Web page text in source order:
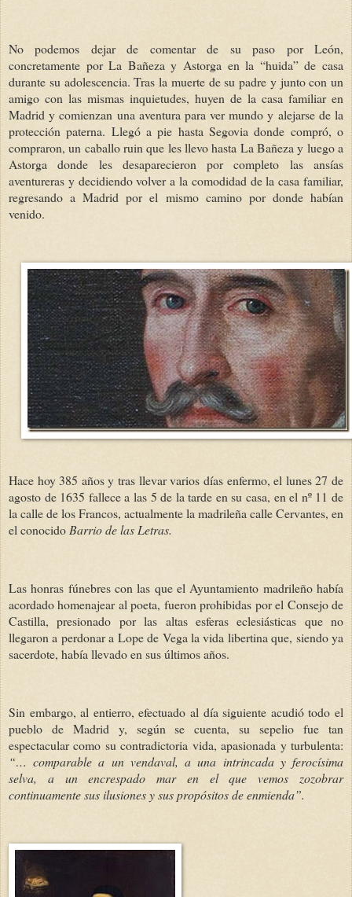
No podemos dejar de comentar de su paso por León,
concretamente por La Bañeza y Astorga en la “huida” de casa
durante su adolescencia. Tras la muerte de su padre y junto con un
amigo con las mismas inquietudes, huyen de la casa familiar en
Madrid y comienzan una aventura para ver mundo y alejarse de la
protección paterna. Llegó a pie hasta Segovia donde compró, o
compraron, un caballo ruin que les llevo hasta La Bañeza y luego a
Astorga donde les desaparecieron por completo las ansías
aventureras y decidiendo volver a la comodidad de la casa familiar,
regresando a Madrid por el mismo camino por donde habían
venido.
Hace hoy 385 años y tras llevar varios días enfermo, el lunes 27 de
agosto de 1635 fallece a las 5 de la tarde en su casa, en el nº 11 de
la calle de los Francos, actualmente la madrileña calle Cervantes, en
el conocidoBarrio de las Letras.
Las honras fúnebres con las que el Ayuntamiento madrileño había
acordado homenajear al poeta, fueron prohibidas por el Consejo de
Castilla, presionado por las altas esferas eclesiásticas que no
llegaron a perdonar a Lope de Vega la vida libertina que, siendo ya
sacerdote, había llevado en sus últimos años.
Sin embargo, al entierro, efectuado al día siguiente acudió todo el
pueblo de Madrid y, según se cuenta, su sepelio fue tan
espectacular como su contradictoria vida, apasionada y turbulenta:
“… comparable a un vendaval, a una intrincada y ferocísima
selva, a un encrespado mar en el que vemos zozobrar
continuamente sus ilusiones y sus propósitos de enmienda”.